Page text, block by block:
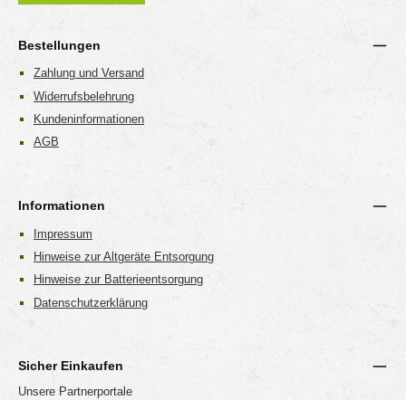
Bestellungen
Zahlung und Versand
Widerrufsbelehrung
Kundeninformationen
AGB
Informationen
Impressum
Hinweise zur Altgeräte Entsorgung
Hinweise zur Batterieentsorgung
Datenschutzerklärung
Sicher Einkaufen
Unsere Partnerportale